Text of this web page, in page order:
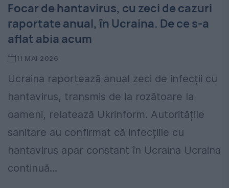
Focar de hantavirus, cu zeci de cazuri
raportate anual, în Ucraina. De ce s-a
aflat abia acum
11 MAI 2026
Ucraina raportează anual zeci de infecții cu
hantavirus, transmis de la rozătoare la
oameni, relatează Ukrinform. Autoritățile
sanitare au confirmat că infecțiile cu
hantavirus apar constant în Ucraina Ucraina
continuă...